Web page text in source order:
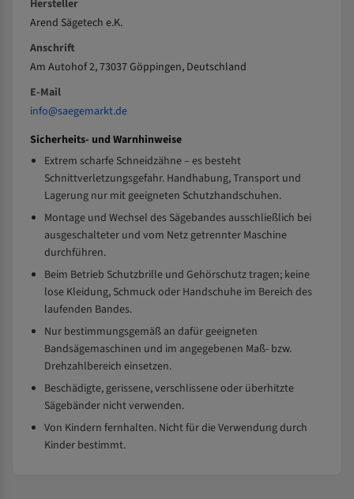
Hersteller
Arend Sägetech e.K.
Anschrift
Am Autohof 2, 73037 Göppingen, Deutschland
E-Mail
info@saegemarkt.de
Sicherheits- und Warnhinweise
Extrem scharfe Schneidzähne – es besteht
Schnittverletzungsgefahr. Handhabung, Transport und
Lagerung nur mit geeigneten Schutzhandschuhen.
Montage und Wechsel des Sägebandes ausschließlich bei
ausgeschalteter und vom Netz getrennter Maschine
durchführen.
Beim Betrieb Schutzbrille und Gehörschutz tragen; keine
lose Kleidung, Schmuck oder Handschuhe im Bereich des
laufenden Bandes.
Nur bestimmungsgemäß an dafür geeigneten
Bandsägemaschinen und im angegebenen Maß- bzw.
Drehzahlbereich einsetzen.
Beschädigte, gerissene, verschlissene oder überhitzte
Sägebänder nicht verwenden.
Von Kindern fernhalten. Nicht für die Verwendung durch
Kinder bestimmt.